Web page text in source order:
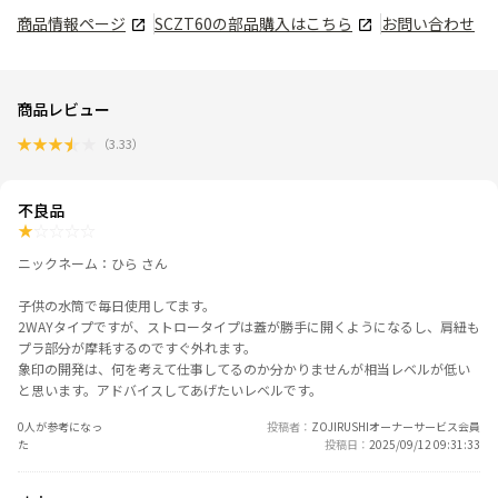
商品情報ページ SCZT60の部品購入はこちら お問い合わせ
商品レビュー
★★★★ （3.33）
不良品
★
ニックネーム：ひら さん
子供の水筒で毎日使用してます。
2WAYタイプですが、ストロータイプは蓋が勝手に開くようになるし、肩紐も
プラ部分が摩耗するのですぐ外れます。
象印の開発は、何を考えて仕事してるのか分かりませんが相当レベルが低い
と思います。アドバイスしてあげたいレベルです。
0人が参考になっ
た
投稿者
ZOJIRUSHIオーナーサービス会員
投稿日
2025/09/12 09:31:33